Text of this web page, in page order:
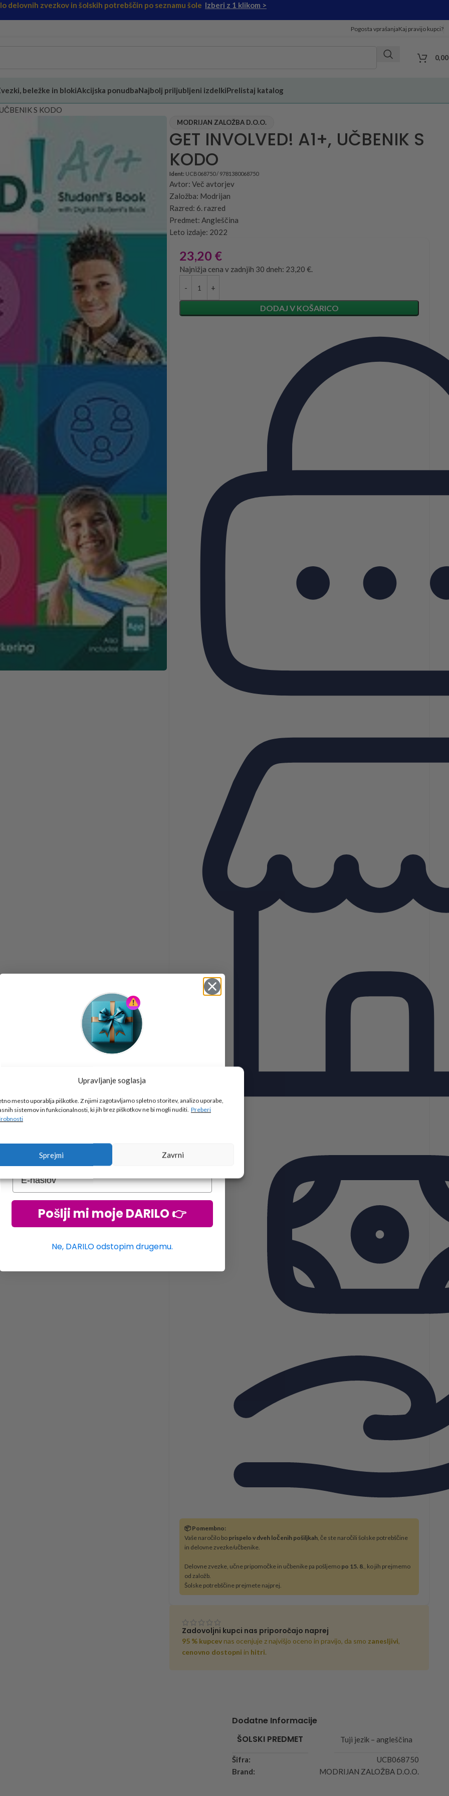
Upravljanje soglasja
mesto uporablja piškotke. Z njimi zagotavljamo spletno storitev, analizo uporabe,
sistemov in funkcionalnosti, ki jih brez piškotkov ne bi mogli nuditi. Preberi
Sprejmi Zavrni
delovnih zvezkov in šolskih potrebščin po seznamu šole Izberi z 1 klikom >
Pogosta vprašanjaKaj pravijo kupci?
beležke in blokiAkcijska ponudbaNajbolj priljubljeni izdelkiPrelistaj katalog
S KODO
MODRIJAN ZALOŽBA D.O.O.
GET INVOLVED! A1+, UČBENIK S
KODO
Ident: UCB068750 / 9781380068750
Avtor: Več avtorjev
Založba: Modrijan
Razred: 6. razred
Predmet: Angleščina
Leto izdaje: 2022
23,20 €
Najnižja cena v zadnjih 30 dneh: 23,20 €.
DODAJ V KOŠARICO
📦 Pomembno:
Vaše naročilo bo prispelo v dveh ločenih pošiljkah, če ste naročili šolske potrebščine
in delovne zvezke/učbenike.
Delovne zvezke, učne pripomočke in učbenike pa pošljemo po 15. 8., ko jih prejmemo
od založb.
Šolske potrebščine prejmete najprej.
Zadovoljni kupci nas priporočajo naprej
95 % kupcev nas ocenjuje z najvišjo oceno in pravijo, da smo zanesljivi,
cenovno dostopni in hitri.
Dodatne Informacije
ŠOLSKI PREDMET
Tuji jezik – angleščina
Šifra:
UCB068750
Brand:
MODRIJAN ZALOŽBA D.O.O.
🎁 DARILO
Vpiši podatke za prejem darilain se pridruži
Pošlji mi moje DARILO 👉
Ne, DARILO odstopim drugemu.